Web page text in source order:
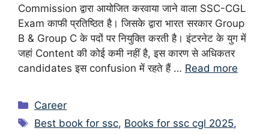
Commission द्वारा आयोजित करवाया जाने वाला SSC-CGL
Exam काफी प्रतिष्ठित है। जिसके द्वारा भारत सरकार Group
B & Group C के पदों पर नियुक्ति करती है। इंटरनेट के युग में
जहां Content की कोई कमी नहीं है, इस कारण से अधिकतर
candidates इस confusion में रहते हैं … Read more
Categories
Career
Tags
Best book for ssc, Books for ssc cgl 2025,